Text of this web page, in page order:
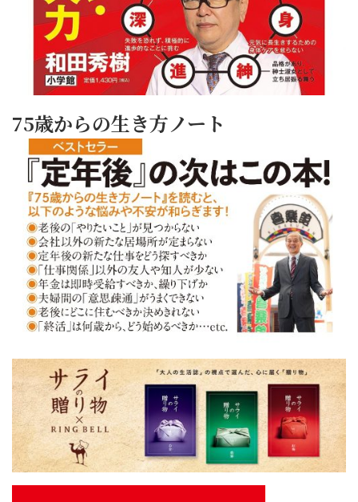
75歳からの生き方ノート